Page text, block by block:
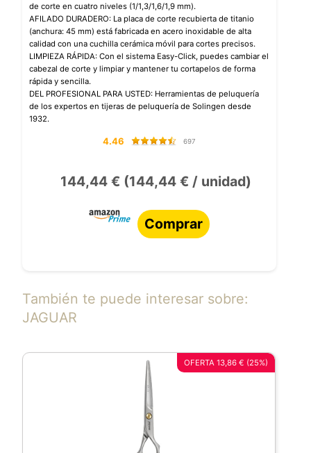
de corte en cuatro niveles (1/1,3/1,6/1,9 mm).
AFILADO DURADERO: La placa de corte recubierta de titanio
(anchura: 45 mm) está fabricada en acero inoxidable de alta
calidad con una cuchilla cerámica móvil para cortes precisos.
LIMPIEZA RÁPIDA: Con el sistema Easy-Click, puedes cambiar el
cabezal de corte y limpiar y mantener tu cortapelos de forma
rápida y sencilla.
DEL PROFESIONAL PARA USTED: Herramientas de peluquería
de los expertos en tijeras de peluquería de Solingen desde
1932.
4.46 697
144,44 € (144,44 € / unidad)
Comprar
También te puede interesar sobre:
JAGUAR
OFERTA 13,86 € (25%)